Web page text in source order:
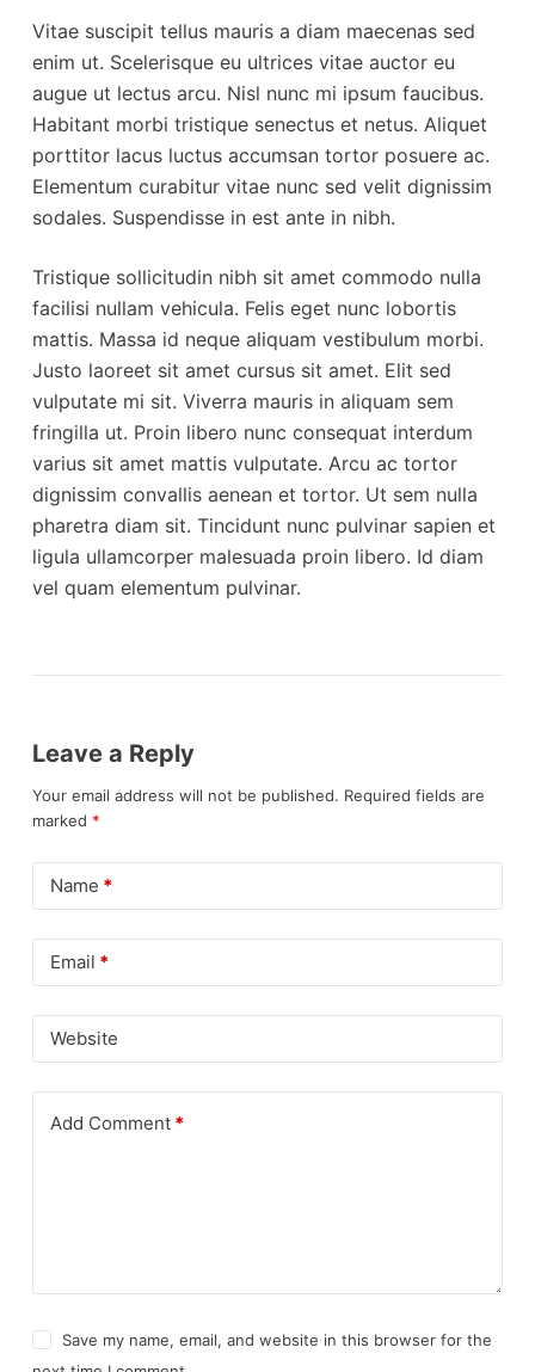
Vitae suscipit tellus mauris a diam maecenas sed
enim ut. Scelerisque eu ultrices vitae auctor eu
augue ut lectus arcu. Nisl nunc mi ipsum faucibus.
Habitant morbi tristique senectus et netus. Aliquet
porttitor lacus luctus accumsan tortor posuere ac.
Elementum curabitur vitae nunc sed velit dignissim
sodales. Suspendisse in est ante in nibh.
Tristique sollicitudin nibh sit amet commodo nulla
facilisi nullam vehicula. Felis eget nunc lobortis
mattis. Massa id neque aliquam vestibulum morbi.
Justo laoreet sit amet cursus sit amet. Elit sed
vulputate mi sit. Viverra mauris in aliquam sem
fringilla ut. Proin libero nunc consequat interdum
varius sit amet mattis vulputate. Arcu ac tortor
dignissim convallis aenean et tortor. Ut sem nulla
pharetra diam sit. Tincidunt nunc pulvinar sapien et
ligula ullamcorper malesuada proin libero. Id diam
vel quam elementum pulvinar.
Leave a Reply
Your email address will not be published. Required fields are
marked *
Name *
Email *
Website
Add Comment*
Save my name, email, and website in this browser for the